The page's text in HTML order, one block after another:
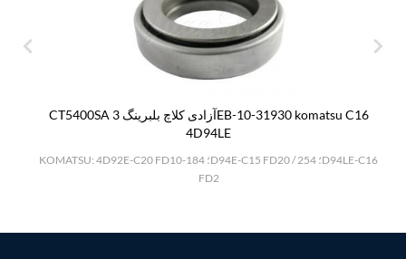
CT5400SA آزادی کلاچ بلبرینگ 3EB-10-31930 komatsu C16
4D94LE
KOMATSU: 4D92E-C20 FD10-18؛ 4D94E-C15 FD20 / 25؛ 4D94LE-C16
FD2